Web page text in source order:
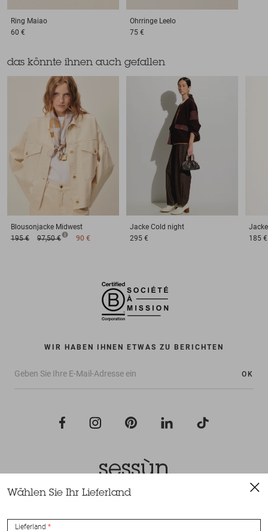
Ring Maiao
60 €
Ohrringe Leelo
75 €
das könnte ihnen auch gefallen
Blousonjacke Midwest
195 €
97,50 € 90 €
Jacke Cold night
295 €
Jacke
185 €
WIR HABEN IHNEN ETWAS ZU BERICHTEN
OK
Wählen Sie Ihr Lieferland
Lieferland